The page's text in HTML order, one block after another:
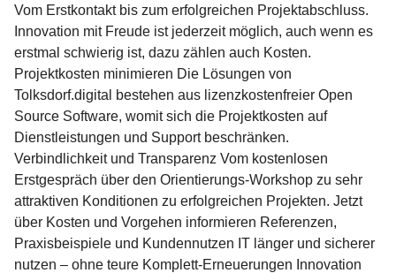
Vom Erstkontakt bis zum erfolgreichen Projektabschluss.
Innovation mit Freude ist jederzeit möglich, auch wenn es
erstmal schwierig ist, dazu zählen auch Kosten.
Projektkosten minimieren Die Lösungen von
Tolksdorf.digital bestehen aus lizenzkostenfreier Open
Source Software, womit sich die Projektkosten auf
Dienstleistungen und Support beschränken.
Verbindlichkeit und Transparenz Vom kostenlosen
Erstgespräch über den Orientierungs-Workshop zu sehr
attraktiven Konditionen zu erfolgreichen Projekten. Jetzt
über Kosten und Vorgehen informieren Referenzen,
Praxisbeispiele​ und Kundennutzen IT länger und sicherer
nutzen – ohne teure Komplett-Erneuerungen Innovation